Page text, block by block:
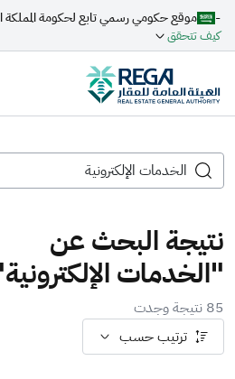
-
موقع حكومي رسمي تابع لحكومة المملكة
كيف تتحقق
نتيجة البحث عن
"الخدمات
85 نتيجة وجدت
ترتيب حسب